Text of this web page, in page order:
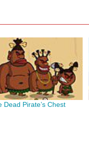
Dead Pirate’s Chest